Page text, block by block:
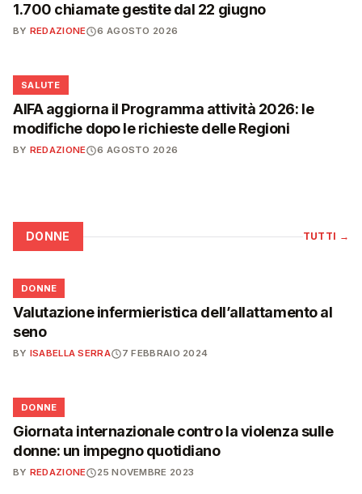
1.700 chiamate gestite dal 22 giugno
BY REDAZIONE 6 AGOSTO 2026
❤️
SALUTE
AIFA aggiorna il Programma attività 2026: le
modifiche dopo le richieste delle Regioni
BY REDAZIONE 6 AGOSTO 2026
DONNE TUTTI →
🌸
DONNE
Valutazione infermieristica dell’allattamento al
seno
BY ISABELLA SERRA 7 FEBBRAIO 2024
🌸
DONNE
Giornata internazionale contro la violenza sulle
donne: un impegno quotidiano
BY REDAZIONE 25 NOVEMBRE 2023